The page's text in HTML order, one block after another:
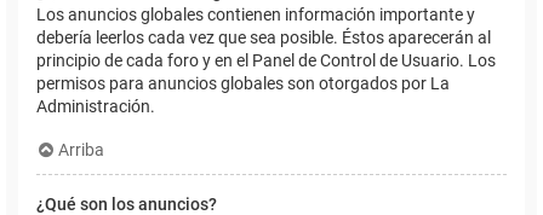
Los anuncios globales contienen información importante y
debería leerlos cada vez que sea posible. Éstos aparecerán al
principio de cada foro y en el Panel de Control de Usuario. Los
permisos para anuncios globales son otorgados por La
Administración.
Arriba
¿Qué son los anuncios?